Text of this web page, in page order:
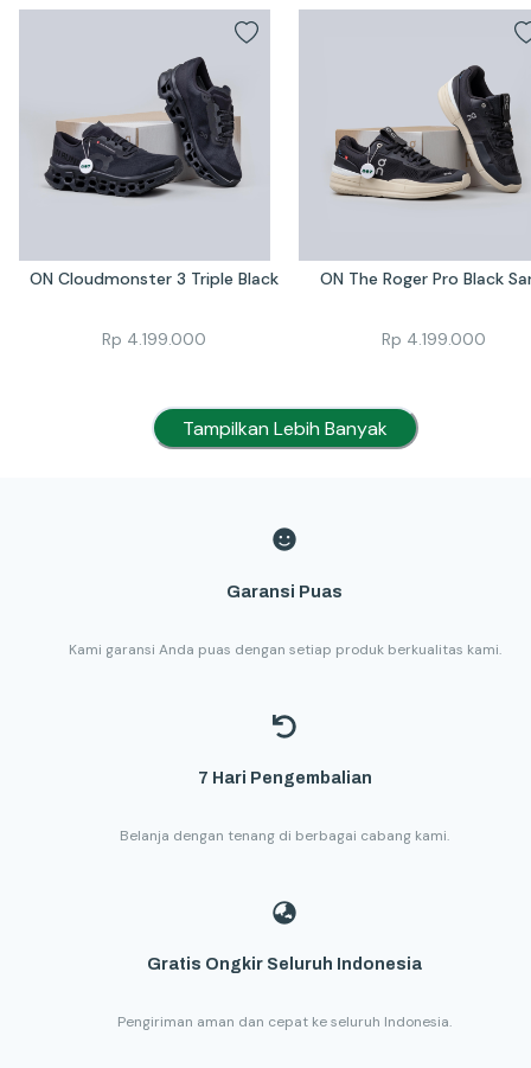
ON Cloudmonster 3 Triple Black
Rp 4.199.000
ON The Roger Pro Black
Rp 4.199.000
Tampilkan Lebih Banyak
Garansi Puas
Kami garansi Anda puas dengan setiap produk berkualitas kami.
7 Hari Pengembalian
Belanja dengan tenang di berbagai cabang kami.
Gratis Ongkir Seluruh Indonesia
Pengiriman aman dan cepat ke seluruh Indonesia.